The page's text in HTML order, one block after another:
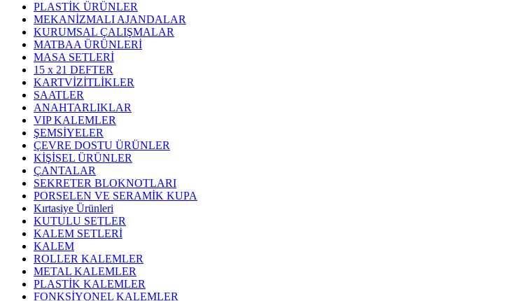
PLASTİK ÜRÜNLER
MEKANİZMALI AJANDALAR
KURUMSAL ÇALIŞMALAR
MATBAA ÜRÜNLERİ
MASA SETLERİ
15 x 21 DEFTER
KARTVİZİTLİKLER
SAATLER
ANAHTARLIKLAR
VIP KALEMLER
ŞEMSİYELER
ÇEVRE DOSTU ÜRÜNLER
KİŞİSEL ÜRÜNLER
ÇANTALAR
SEKRETER BLOKNOTLARI
PORSELEN VE SERAMİK KUPA
Kırtasiye Ürünleri
KUTULU SETLER
KALEM SETLERİ
KALEM
ROLLER KALEMLER
METAL KALEMLER
PLASTİK KALEMLER
FONKSİYONEL KALEMLER